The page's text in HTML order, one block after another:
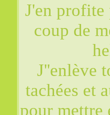
J'en
coup de
J''enlève
tachées et
pour mettre